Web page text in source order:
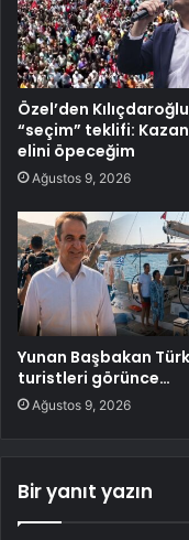
Özel’den
“seçim” teklifi:
elini öpeceğim
Ağustos 9, 2026
Yunan Başbakan Türk
turistleri görünce…
Ağustos 9, 2026
Bir yanıt yazın